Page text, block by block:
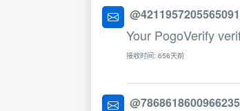
Your PogoVerify
接收时间: 656天前